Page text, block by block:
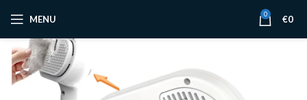
MENU 0 €0